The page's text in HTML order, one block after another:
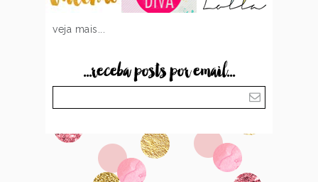
veja mais...
...receba posts por email...